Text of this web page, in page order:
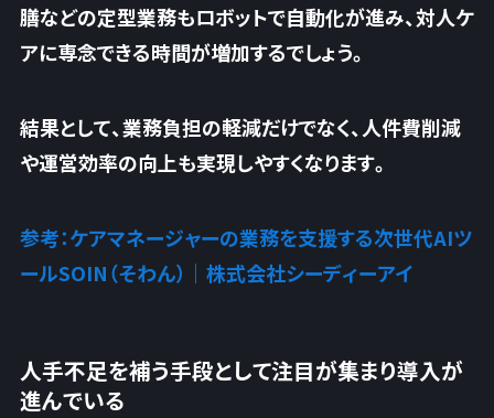
膳などの定型業務もロボットで自動化が進み、対人ケ
アに専念できる時間が増加するでしょう。
結果として、業務負担の軽減だけでなく、人件費削減
や運営効率の向上も実現しやすくなります。
参考：ケアマネージャーの業務を支援する次世代AIツ
ールSOIN（そわん）｜株式会社シーディーアイ
人手不足を補う手段として注目が集まり導入が
進んでいる